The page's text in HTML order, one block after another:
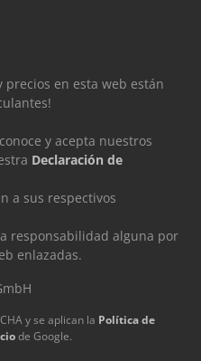
precios en esta web están
y acepta nuestros
Declaración de
a sus respectivos
responsabilidad alguna por
enlazadas.
y se aplican la Política de
de Google.